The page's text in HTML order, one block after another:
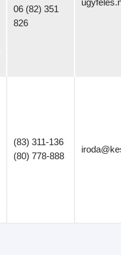
06 (82) 351
826
(83) 311-136
(80) 778-888